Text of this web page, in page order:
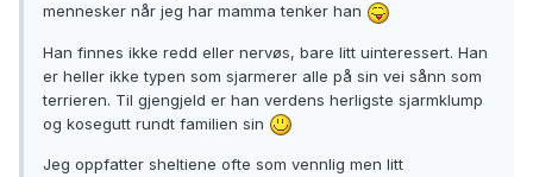
mennesker når jeg har mamma tenker han
Han finnes ikke redd eller nervøs, bare litt uinteressert. Han
er heller ikke typen som sjarmerer alle på sin vei sånn som
terrieren. Til gjengjeld er han verdens herligste sjarmklump
og kosegutt rundt familien sin
Jeg oppfatter sheltiene ofte som vennlig men litt